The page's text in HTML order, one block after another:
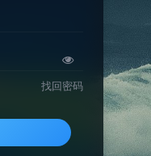
找回密码